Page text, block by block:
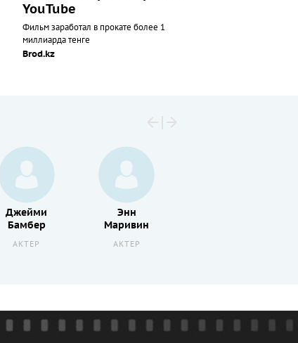
YouTube
Фильм заработал в прокате более 1
миллиарда тенге
Brod.kz
Джейми
Бамбер
АКТЕР
Энн
Маривин
АКТЕР